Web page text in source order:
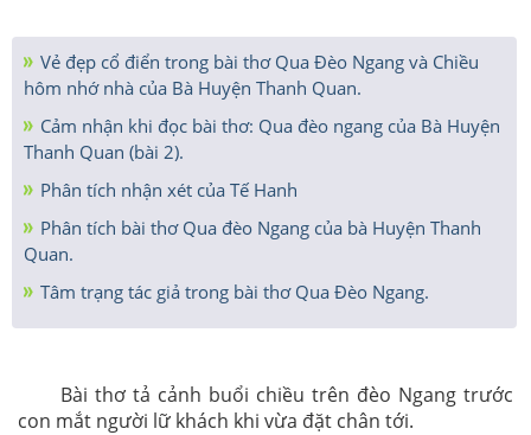
Vẻ đẹp cổ điển trong bài thơ Qua Đèo Ngang và Chiều
hôm nhớ nhà của Bà Huyện Thanh Quan.
Cảm nhận khi đọc bài thơ: Qua đèo ngang của Bà Huyện
Thanh Quan (bài 2).
Phân tích nhận xét của Tế Hanh
Phân tích bài thơ Qua đèo Ngang của bà Huyện Thanh
Quan.
Tâm trạng tác giả trong bài thơ Qua Đèo Ngang.
Bài thơ tả cảnh buổi chiều trên đèo Ngang trước
con mắt người lữ khách khi vừa đặt chân tới.